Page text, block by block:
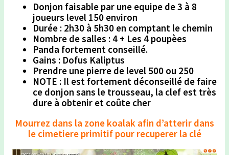
Donjon faisable par une equipe de 3 à 8
joueurs level 150 environ
Durée : 2h30 à 5h30 en comptant le chemin
Nombre de salles : 4 + Les 4 poupèes
Panda fortement conseillé.
Gains : Dofus Kaliptus
Prendre une pierre de level 500 ou 250
NOTE : Il est fortement déconseillé de faire
ce donjon sans le trousseau, la clef est très
dure à obtenir et coûte cher
Mourrez dans la zone koalak afin d’atterir dans
le cimetiere primitif pour recuperer la clé